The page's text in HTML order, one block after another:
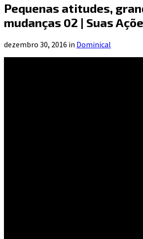
Pequenas atitudes,
mudanças 02 | Suas
dezembro 30, 2016 in Dominical